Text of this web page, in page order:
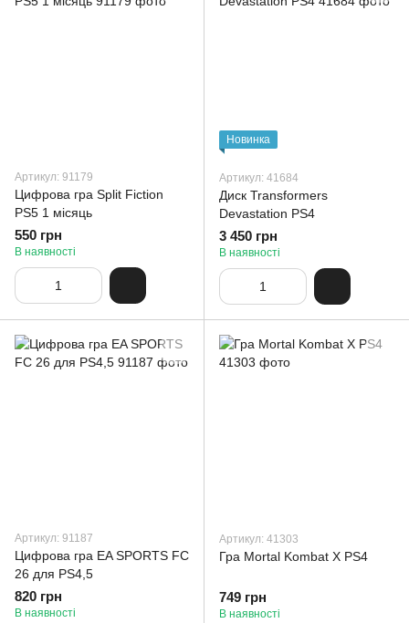
Артикул: 91179
Цифрова гра Split Fiction
PS5 1 місяць
550 грн
В наявності
Новинка
Артикул: 41684
Диск Transformers
Devastation PS4
3 450 грн
В наявності
Артикул: 91187
Цифрова гра EA SPORTS FC
26 для PS4,5
820 грн
В наявності
Артикул: 41303
Гра Mortal Kombat X PS4
749 грн
В наявності